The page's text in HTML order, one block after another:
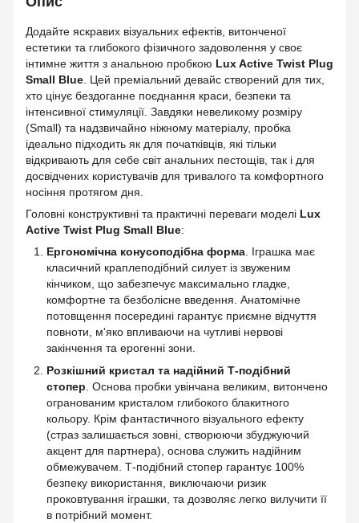
Додайте яскравих візуальних ефектів, витонченої
естетики та глибокого фізичного задоволення у своє
інтимне життя з анальною пробкою Lux Active Twist Plug
Small Blue . Цей преміальний девайс створений для тих,
хто цінує бездоганне поєднання краси, безпеки та
інтенсивної стимуляції. Завдяки невеликому розміру
(Small) та надзвичайно ніжному матеріалу, пробка
ідеально підходить як для початківців, які тільки
відкривають для себе світ анальних пестощів, так і для
досвідчених користувачів для тривалого та комфортного
носіння протягом дня.
Головні конструктивні та практичні переваги моделі Lux
Active Twist Plug Small Blue:
Ергономічна конусоподібна форма . Іграшка має
класичний краплеподібний силует із звуженим
кінчиком, що забезпечує максимально гладке,
комфортне та безболісне введення. Анатомічне
потовщення посередині гарантує приємне відчуття
повноти, м'яко впливаючи на чутливі нервові
закінчення та ерогенні зони.
Розкішний кристал та надійний Т-подібний
стопер. Основа пробки увінчана великим, витончено
огранованим кристалом глибокого блакитного
кольору. Крім фантастичного візуального ефекту
(страз залишається зовні, створюючи збуджуючий
акцент для партнера), основа служить надійним
обмежувачем. Т-подібний стопер гарантує 100%
безпеку використання, виключаючи ризик
проковтування іграшки, та дозволяє легко вилучити її
в потрібний момент.